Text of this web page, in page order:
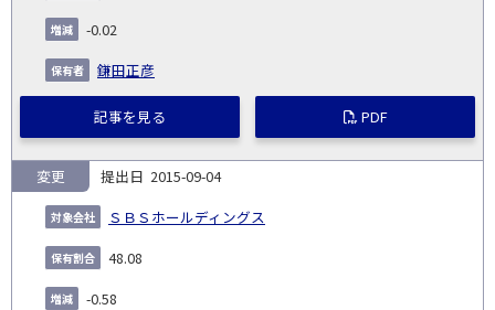
-0.02
鎌田正彦
記事を見る PDF
2015-09-04
ＳＢＳホールディングス
変更
48.08
-0.58